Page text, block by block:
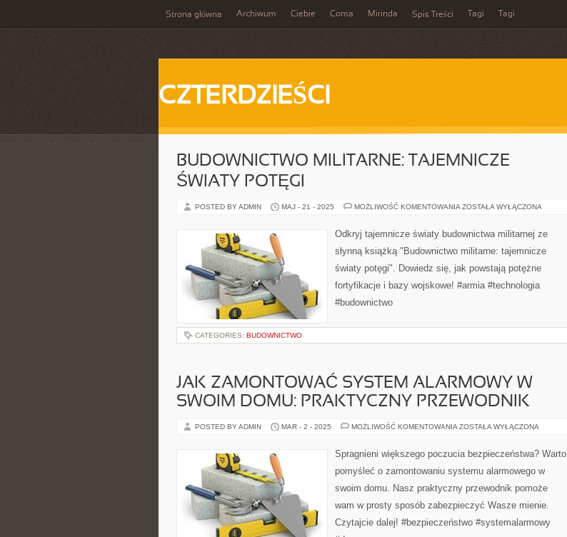
Strona główna Archiwum Ciebie Coma Mirinda Spis Treści Tagi Tagi
CZTERDZIEŚCI
BUDOWNICTWO MILITARNE: TAJEMNICZE
ŚWIATY POTĘGI
POSTED BY ADMIN MAJ - 21 - 2025 MOŻLIWOŚĆ KOMENTOWANIA BUDOWNICTWO
ŚWIATY
POTĘGI
ZOSTAŁA WYŁĄCZONA
Odkryj tajemnicze światy budownictwa militarnej ze
słynną książką "Budownictwo militarne: tajemnicze
światy potęgi". Dowiedz się, jak powstają potężne
fortyfikacje i bazy wojskowe! #armia #technologia
#budownictwo
CATEGORIES: BUDOWNICTWO
JAK ZAMONTOWAĆ SYSTEM ALARMOWY W
SWOIM DOMU: PRAKTYCZNY PRZEWODNIK
POSTED BY ADMIN MAR - 2 - 2025 MOŻLIWOŚĆ KOMENTOWANIA JAK
ALARMOWY
W
DOMU:
PRZEWODNIK
ZOSTAŁA WYŁĄCZONA
Spragnieni większego poczucia bezpieczeństwa? Warto
pomyśleć o zamontowaniu systemu alarmowego w
swoim domu. Nasz praktyczny przewodnik pomoże
wam w prosty sposób zabezpieczyć Wasze mienie.
Czytajcie dalej! #bezpieczeństwo #systemalarmowy